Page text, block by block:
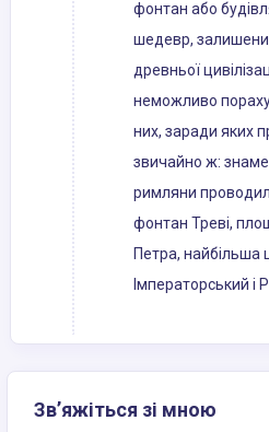
фонтан або
шедевр,
древньої
неможливо
них, заради яких
звичайно ж:
римляни
фонтан Треві,
Петра, найбільша
Імператорський
Зв’яжіться зі мною